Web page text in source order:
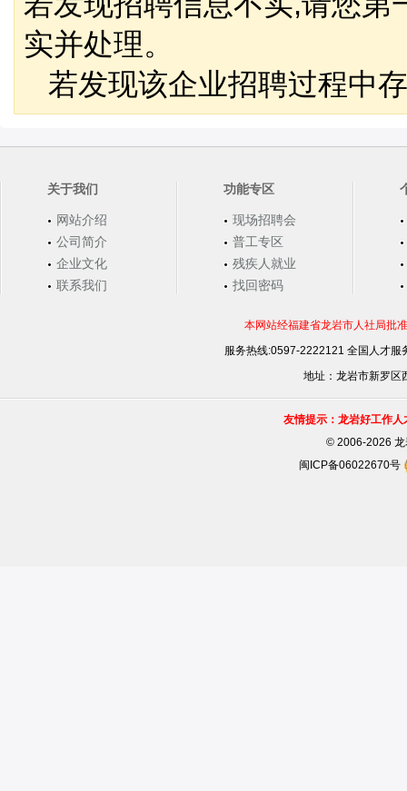
实并处理。
若发现该企业招聘过程中
关于我们
网站介绍
公司简介
企业文化
联系我们
功能专区
现场招聘会
普工专区
残疾人就业
找回密码
本网站经福建省龙岩市人社局批
服务热线:0597-2222121 全国人才
地址：龙岩市新罗区
友情提示：龙岩好工作
©2006-2026 龙
闽ICP备06022670号